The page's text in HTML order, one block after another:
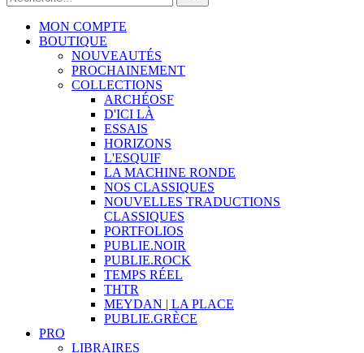
MON COMPTE
BOUTIQUE
NOUVEAUTÉS
PROCHAINEMENT
COLLECTIONS
ARCHÉOSF
D'ICI LÀ
ESSAIS
HORIZONS
L'ESQUIF
LA MACHINE RONDE
NOS CLASSIQUES
NOUVELLES TRADUCTIONS
CLASSIQUES
PORTFOLIOS
PUBLIE.NOIR
PUBLIE.ROCK
TEMPS RÉEL
THTR
MEYDAN | LA PLACE
PUBLIE.GRÈCE
PRO
LIBRAIRES